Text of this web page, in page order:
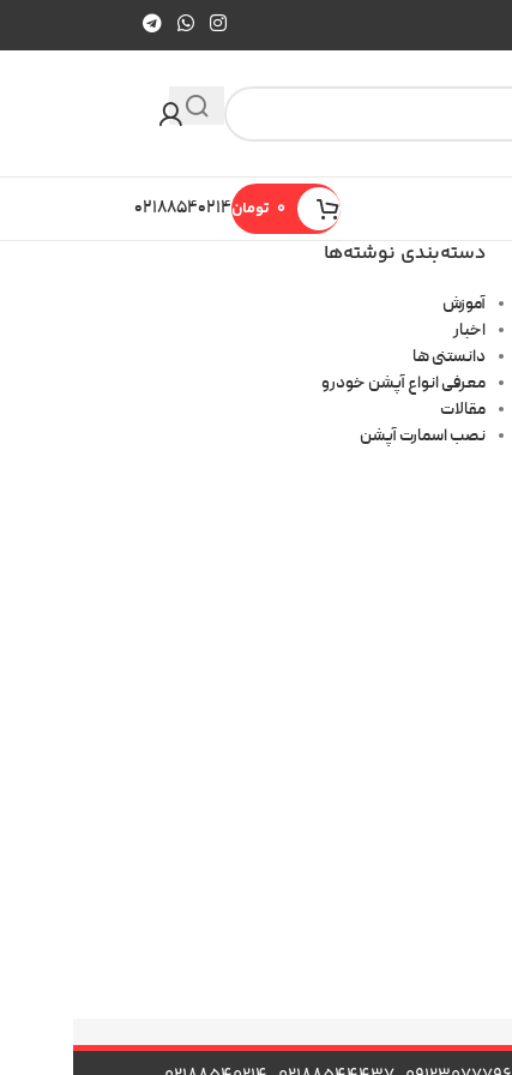
تومان۰۲۱۸۸۵۴۰۲۱۴
دسته‌بندی نوشته‌ها
آموزش
اخبار
دانستنی ها
معرفی انواع آپشن خودرو
مقالات
نصب اسمارت آپشن